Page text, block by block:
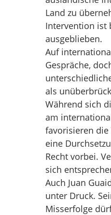
Land zu
Intervention ist
ausgeblieben.
Auf
Gespräche,
als
Während sich
am
favorisieren die
eine
Recht vorbei.
sich
Auch Juan
unter Druck.
Misserfolge